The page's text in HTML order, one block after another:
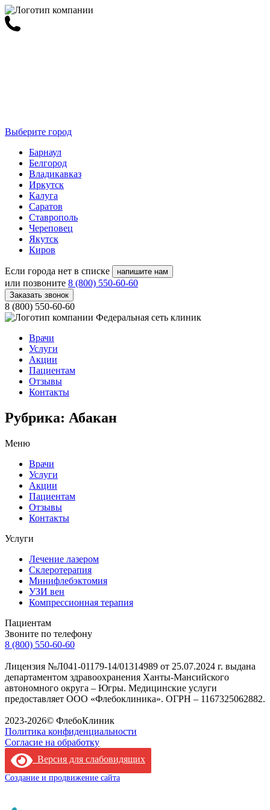
Выберите город
Барнаул
Белгород
Владикавказ
Иркутск
Калуга
Саратов
Ставрополь
Череповец
Якутск
Киров
Если города нет в списке напишите нам
или позвоните 8 (800) 550-60-60
Заказать звонок
8 (800) 550-60-60
Федеральная сеть клиник
Врачи
Услуги
Акции
Пациентам
Отзывы
Контакты
Рубрика: Абакан
Меню
Врачи
Услуги
Акции
Пациентам
Отзывы
Контакты
Услуги
Лечение лазером
Склеротерапия
Минифлебэктомия
УЗИ вен
Компрессионная терапия
Пациентам
Звоните по телефону
8 (800) 550-60-60
Лицензия №Л041-01179-14/01314989 от 25.07.2024 г. выдана
департаментом здравоохранения Ханты-Мансийского
автономного округа – Югры. Медицинские услуги
предоставляет ООО «Флебоклиника». ОГРН – 1167325062882.
2023-2026© ФлебоКлиник
Политика конфиденциальности
Согласие на обработку
Версия для слабовидящих
Создание и продвижение сайта